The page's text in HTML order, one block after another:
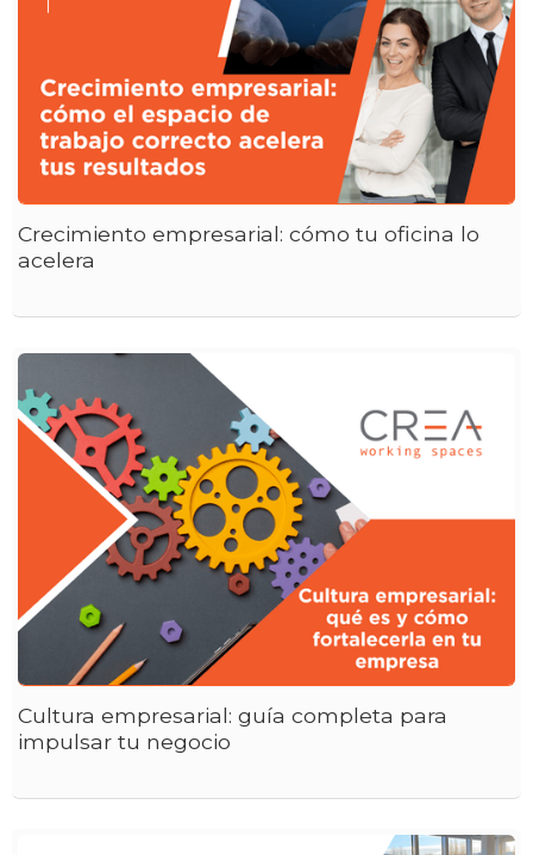
Crecimiento empresarial: cómo tu oficina lo
acelera
Cultura empresarial: guía completa para
impulsar tu negocio